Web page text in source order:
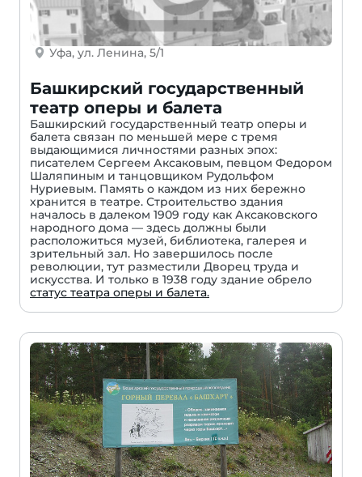
Уфа, ул. Ленина, 5/1
Башкирский государственный
театр оперы и балета
Башкирский государственный театр оперы и
балета связан по меньшей мере с тремя
выдающимися личностями разных эпох:
писателем Сергеем Аксаковым, певцом Федором
Шаляпиным и танцовщиком Рудольфом
Нуриевым. Память о каждом из них бережно
хранится в театре. Строительство здания
началось в далеком 1909 году как Аксаковского
народного дома — здесь должны были
расположиться музей, библиотека, галерея и
зрительный зал. Но завершилось после
революции, тут разместили Дворец труда и
искусства. И только в 1938 году здание обрело
статус театра оперы и балета.